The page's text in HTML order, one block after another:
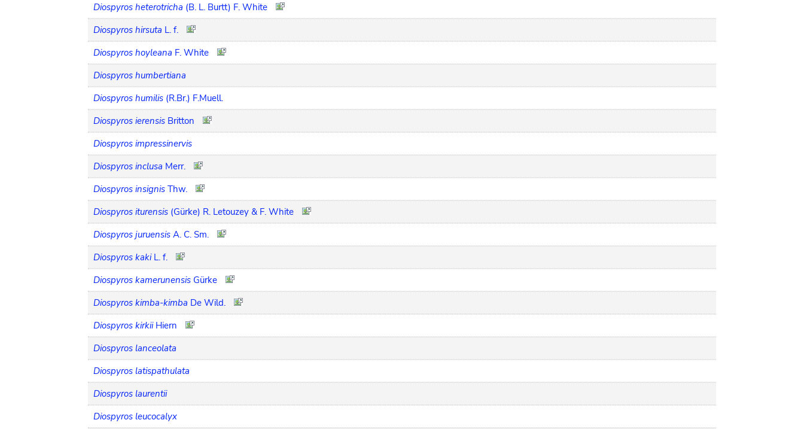
Diospyros heterotricha (B. L. Burtt) F. White
Diospyros hirsuta L. f.
Diospyros hoyleana F. White
Diospyros humbertiana
Diospyros humilis (R.Br.) F.Muell.
Diospyros ierensis Britton
Diospyros impressinervis
Diospyros inclusa Merr.
Diospyros insignis Thw.
Diospyros iturensis (Gürke) R. Letouzey & F. White
Diospyros juruensis A. C. Sm.
Diospyros kaki L. f.
Diospyros kamerunensis Gürke
Diospyros kimba-kimba De Wild.
Diospyros kirkii Hiern
Diospyros lanceolata
Diospyros latispathulata
Diospyros laurentii
Diospyros leucocalyx